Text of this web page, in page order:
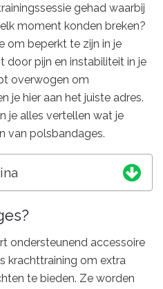
gehad waarbij
moment konden breken?
om beperkt te zijn in je
door pijn en instabiliteit in je
overwogen om
je hier aan het juiste adres.
je alles vertellen wat je
van polsbandages.
ondersteunend accessoire
krachttraining om extra
te bieden. Ze worden